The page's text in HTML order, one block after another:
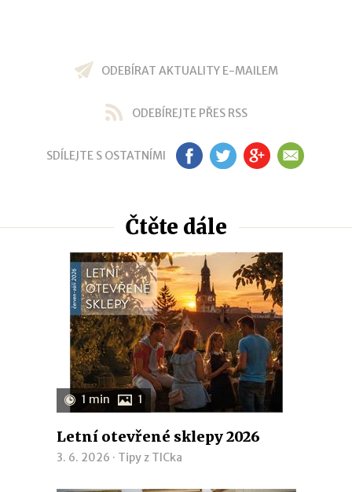
ODEBÍRAT AKTUALITY E-MAILEM
ODEBÍREJTE PŘES RSS
SDÍLEJTE S OSTATNÍMI FB TW GP EM
Čtěte dále
1 min 1
Letní otevřené sklepy 2026
3. 6. 2026 · Tipy z TICka